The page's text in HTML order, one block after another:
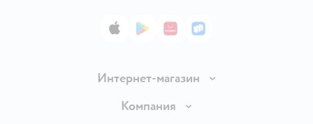
App StoreGoogle Play
AppGallery
RuStore
Интернет-магазин
Доставка и оплата
Компания